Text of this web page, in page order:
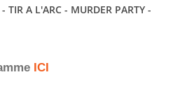
TIR A L'ARC - MURDER PARTY -
ICI